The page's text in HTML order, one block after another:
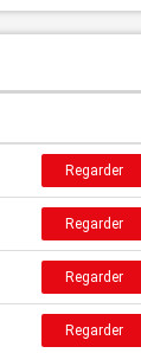
Regarder
Regarder
Regarder
Regarder